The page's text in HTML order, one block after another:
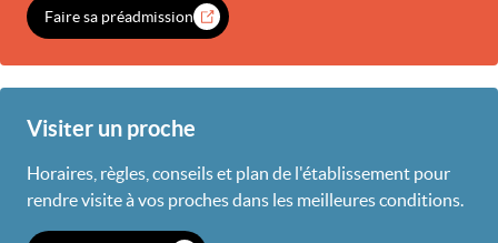
Faire sa préadmission
Visiter un proche
Horaires, règles, conseils et plan de l'établissement pour
rendre visite à vos proches dans les meilleures conditions.